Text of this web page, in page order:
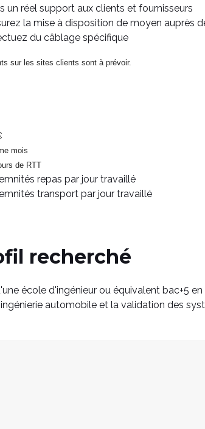
un réel support aux clients et fournisseurs
la mise à disposition de moyen auprès
du câblage spécifique
sur les sites clients sont à prévoir.
mois
de RTT
repas par jour travaillé
transport par jour travaillé
recherché
école d'ingénieur ou équivalent bac+5
automobile et la validation des